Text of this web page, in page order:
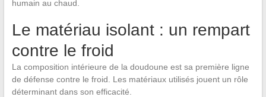
humain au chaud.
Le matériau isolant : un rempart
contre le froid
La composition intérieure de la doudoune est sa première ligne
de défense contre le froid. Les matériaux utilisés jouent un rôle
déterminant dans son efficacité.